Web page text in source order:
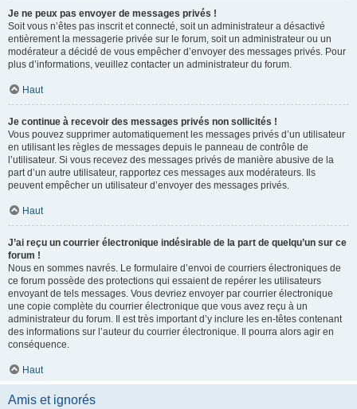
Je ne peux pas envoyer de messages privés !
Soit vous n’êtes pas inscrit et connecté, soit un administrateur a désactivé
entièrement la messagerie privée sur le forum, soit un administrateur ou un
modérateur a décidé de vous empêcher d’envoyer des messages privés. Pour
plus d’informations, veuillez contacter un administrateur du forum.
Haut
Je continue à recevoir des messages privés non sollicités !
Vous pouvez supprimer automatiquement les messages privés d’un utilisateur
en utilisant les règles de messages depuis le panneau de contrôle de
l’utilisateur. Si vous recevez des messages privés de manière abusive de la
part d’un autre utilisateur, rapportez ces messages aux modérateurs. Ils
peuvent empêcher un utilisateur d’envoyer des messages privés.
Haut
J’ai reçu un courrier électronique indésirable de la part de quelqu’un sur ce
forum !
Nous en sommes navrés. Le formulaire d’envoi de courriers électroniques de
ce forum possède des protections qui essaient de repérer les utilisateurs
envoyant de tels messages. Vous devriez envoyer par courrier électronique
une copie complète du courrier électronique que vous avez reçu à un
administrateur du forum. Il est très important d’y inclure les en-têtes contenant
des informations sur l’auteur du courrier électronique. Il pourra alors agir en
conséquence.
Haut
Amis et ignorés